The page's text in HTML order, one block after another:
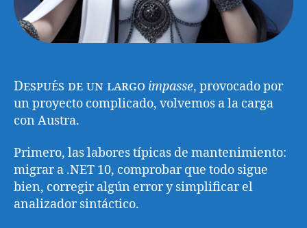
Después de un largo impasse, provocado por
un proyecto complicado, volvemos a la carga
con Austra.
Primero, las labores típicas de mantenimiento:
migrar a .NET 10, comprobar que todo sigue
bien, corregir algún error y simplificar el
analizador sintáctico.